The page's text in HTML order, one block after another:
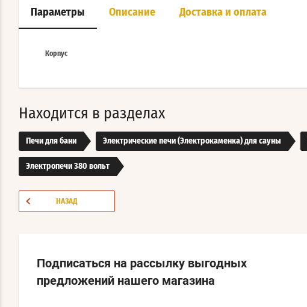
Параметры Описание Доставка и оплата
Корпус
Находится в разделах
Печи для бани Электрические печи (Электрокаменка) для сауны
Электропечи 380 вольт
НАЗАД
Подписаться на рассылку выгодных
предложений нашего магазина